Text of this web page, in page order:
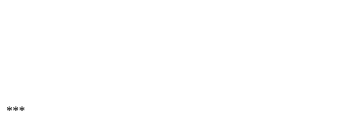
***